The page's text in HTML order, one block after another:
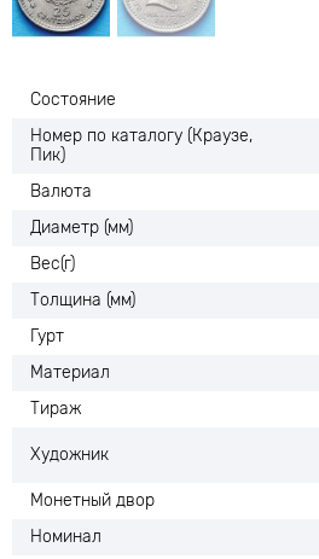
Состояние
Номер по каталогу (Краузе,
Пик)
Валюта
Диаметр (мм)
Вес(г)
Толщина (мм)
Гурт
Материал
Тираж
Художник
Монетный двор
Номинал